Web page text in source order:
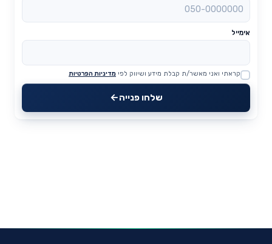
אימייל
Website
קראתי ואני מאשר/ת קבלת מידע ושיווק לפי מדיניות הפרטיות
שלחו פנייה